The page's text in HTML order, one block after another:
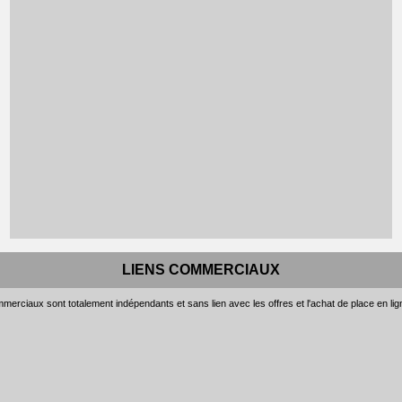
LIENS COMMERCIAUX
sont totalement indépendants et sans lien avec les offres et l'achat de place en